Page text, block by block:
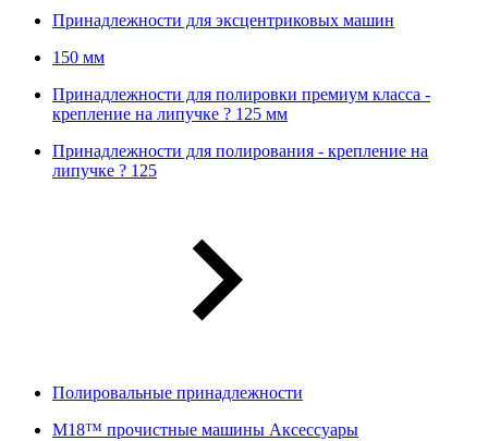
Принадлежности для эксцентриковых машин
150 мм
Принадлежности для полировки премиум класса -
крепление на липучке ? 125 мм
Принадлежности для полирования - крепление на
липучке ? 125
Полировальные принадлежности
M18™ прочистные машины Аксессуары